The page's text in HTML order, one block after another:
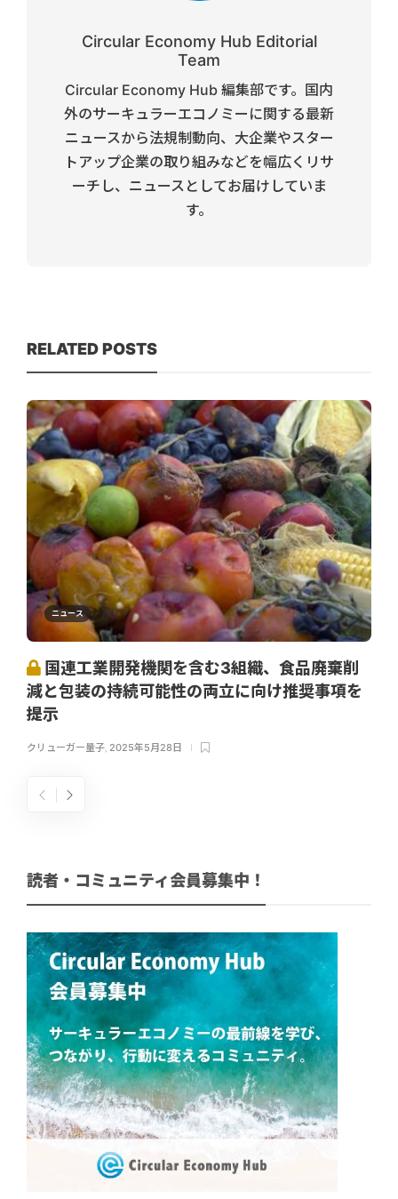
Circular Economy Hub Editorial
Team
Circular Economy Hub 編集部です。国内
外のサーキュラーエコノミーに関する最新
ニュースから法規制動向、大企業やスター
トアップ企業の取り組みなどを幅広くリサ
ーチし、ニュースとしてお届けしていま
す。
RELATED POSTS
ニュース
国連工業開発機関を含む3組織、食品廃棄削
減と包装の持続可能性の両立に向け推奨事項を
提示
クリューガー量子 2025年5月28日
読者・コミュニティ会員募集中！